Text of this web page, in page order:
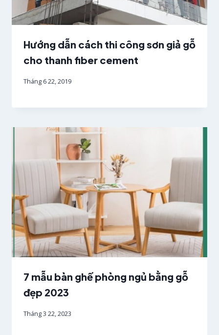
Hướng dẫn cách thi công sơn giả gỗ
cho thanh fiber cement
Tháng 6 22, 2019
7 mẫu bàn ghế phòng ngủ bằng gỗ
đẹp 2023
Tháng 3 22, 2023